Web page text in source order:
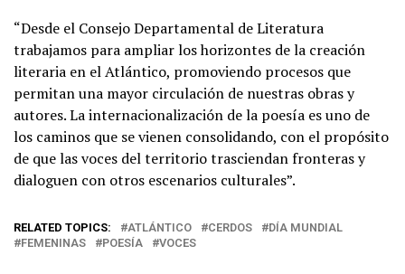
“Desde el Consejo Departamental de Literatura
trabajamos para ampliar los horizontes de la creación
literaria en el Atlántico, promoviendo procesos que
permitan una mayor circulación de nuestras obras y
autores. La internacionalización de la poesía es uno de
los caminos que se vienen consolidando, con el propósito
de que las voces del territorio trasciendan fronteras y
dialoguen con otros escenarios culturales”.
RELATED TOPICS: ATLÁNTICO CERDOS
DÍA MUNDIAL
FEMENINAS
POESÍA VOCES